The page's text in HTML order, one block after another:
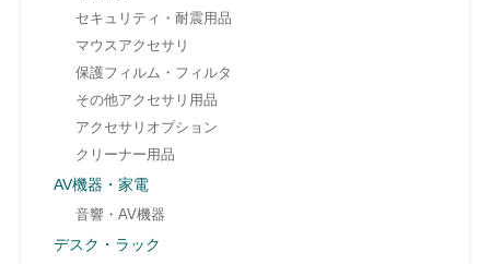
セキュリティ・耐震用品
マウスアクセサリ
保護フィルム・フィルタ
その他アクセサリ用品
アクセサリオプション
クリーナー用品
AV機器・家電
音響・AV機器
デスク・ラック